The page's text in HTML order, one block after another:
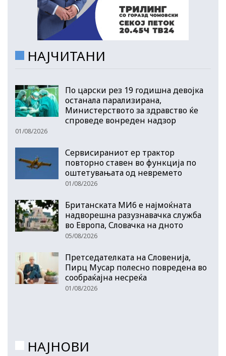
НАЈЧИТАНИ
По царски рез 19 годишна девојка
останала парализирана,
Министерството за здравство ќе
спроведе вонреден надзор
01/08/2026
Сервисираниот ер трактор
повторно ставен во функција по
оштетувањата од невремето
01/08/2026
Британската МИ6 е најмоќната
надворешна разузнавачка служба
во Европа, Словачка на дното
05/08/2026
Претседателката на Словенија,
Пирц Мусар полесно повредена во
сообраќајна несреќа
01/08/2026
НАЈНОВИ